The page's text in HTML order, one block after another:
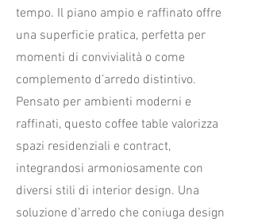
tempo. Il piano ampio e raffinato offre
una superficie pratica, perfetta per
momenti di convivialità o come
complemento d’arredo distintivo.
Pensato per ambienti moderni e
raffinati, questo coffee table valorizza
spazi residenziali e contract,
integrandosi armoniosamente con
diversi stili di interior design. Una
soluzione d’arredo che coniuga design